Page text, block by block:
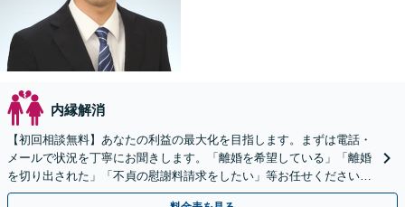
内縁解消
【初回相談無料】あなたの利益の最大化を目指します。まずは電話・
メールで状況を丁寧にお聞きします。「離婚を希望している」「離婚
を切り出された」「不貞の慰謝料請求をしたい」等お任せください。
【リーズナブルな料金設定】